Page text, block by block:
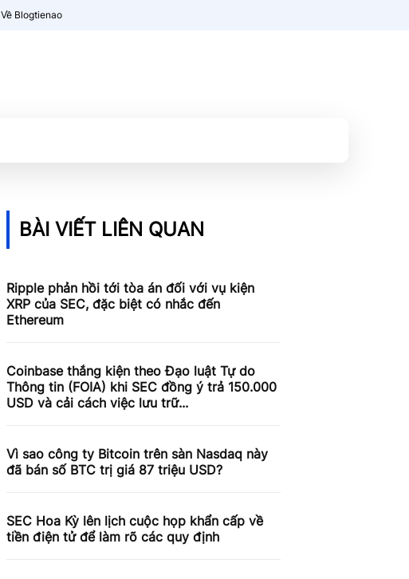
Về Blogtienao
BÀI VIẾT LIÊN QUAN
Ripple phản hồi tới tòa án đối với vụ kiện
XRP của SEC, đặc biệt có nhắc đến
Ethereum
Coinbase thắng kiện theo Đạo luật Tự do
Thông tin (FOIA) khi SEC đồng ý trả 150.000
USD và cải cách việc lưu trữ...
Vì sao công ty Bitcoin trên sàn Nasdaq này
đã bán số BTC trị giá 87 triệu USD?
SEC Hoa Kỳ lên lịch cuộc họp khẩn cấp về
tiền điện tử để làm rõ các quy định